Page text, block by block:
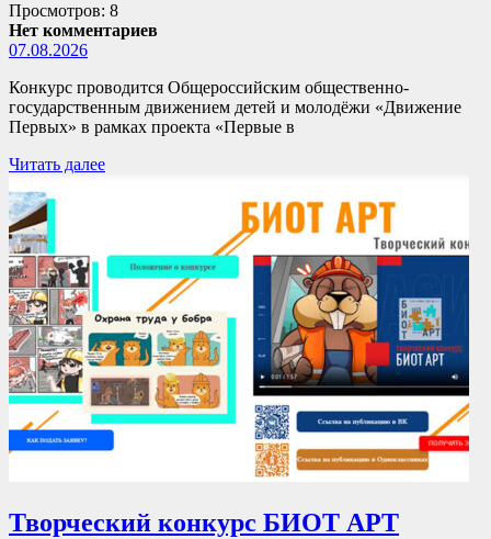
Просмотров: 8
Нет комментариев
07.08.2026
Конкурс проводится Общероссийским общественно-
государственным движением детей и молодёжи «Движение
Первых» в рамках проекта «Первые в
Читать далее
Творческий конкурс БИОТ АРТ